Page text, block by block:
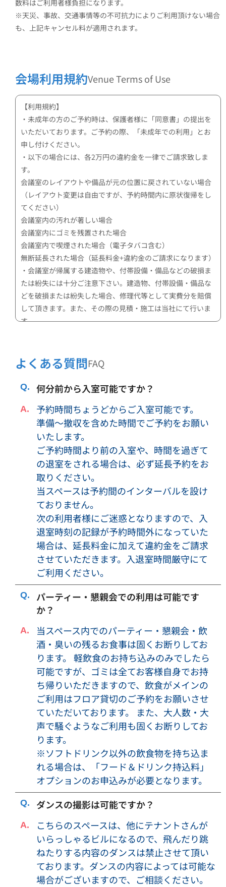
数料はご利用者様負担になります。
※天災、事故、交通事情等の不可抗力によりご利用頂けない場合
も、上記キャンセル料が適用されます。
会場利用規約Venue Terms of Use
【利用規約】
・未成年の方のご予約時は、保護者様に「同意書」の提出を
いただいております。ご予約の際、「未成年での利用」とお
申し付けください。
・以下の場合には、各2万円の違約金を一律でご請求致しま
す。
会議室のレイアウトや備品が元の位置に戻されていない場合
（レイアウト変更は自由ですが、予約時間内に原状復帰をし
てください）
会議室内の汚れが著しい場合
会議室内にゴミを残置された場合
会議室内で喫煙された場合（電子タバコ含む）
無断延長された場合（延長料金+違約金のご請求になります）
・会議室が帰属する建造物や、付帯設備・備品などの破損ま
たは紛失には十分ご注意下さい。建造物、付帯設備・備品な
どを破損または紛失した場合、修理代等として実費分を賠償
して頂きます。また、その際の見積・施工は当社にて行いま
す。
当社または第三者に損害が生じた場合は、損害の賠償をして
頂きます。
・上記記載の行為やその他行為により、以降の会議室利用者
への返金対応等の損害が弊社に生じた場合、損害の賠償をし
て頂きます。
・収容可能人数以上のご利用はできません。
・会議室内で宿泊することはできません。
・利用内容・形態によっては、当社の判断により、利用をお
断りし、または利用を中止して頂く場合がございます。その
際のご返金は致しかねますので、予めご了承ください。
・必要に応じて予約申込者、利用者等のご本人確認に関する
資料をご提出頂くことがございます。内容によっては、利用
をお断りする場合もありますので、予めご了承ください。
・防犯上の目的で、防犯カメラを設置させて頂いておりま
・騒音（音楽や音量）などにより、近隣の方や警察からの注
意があった場合は、対応改善をお願いします。改善がなされ
なかった場合は、利用を中止していただきます。その際のご
返金は致しかねますので、予めご了承下さい。
・音が漏れにくいように、ドアは必ず閉めてご利用下さい。
・退出前、退出後は、話し声や喫煙、行列や人溜まりなど、
・予約した利用時間の途中で退出された場合でも、ご利用料
金の割引、返金等は致しかねますのでご了承ください。
・会議室のご利用前・ご利用後、承諾無しに無断で会議室に
立ち入ることはできません。
・予約者が使用の権利を譲渡、第三者へ転貸することはでき
ません。
・いずれの会議室のご利用に際しましても、ご利用者に借家
権その他の独立した占有権、営業権等の固有の権利を付与す
るものではなく、また何らこれらの権利は発生いたしませ
・ご利用料金は予告なく変更する場合がございます。ご利用
料金は予約申込時点での金額が適用されます。変更後の金額
との差額が発生した場合でも、ご返金は致しかねますので予
めご了承ください。
・消費税等が変更となった場合には、利用料金は変更後の税
率で算出した金額に当然に変更されるものとします。
【免責事項】
・貴重品や各自の荷物は利用者の責任にて管理をしていただ
きます。貴重品や各自の荷物に関する紛失、盗難などについ
よくある質問FAQ
何分前から入室可能ですか？
予約時間ちょうどからご入室可能です。
準備～撤収を含めた時間でご予約をお願い
いたします。
ご予約時間より前の入室や、時間を過ぎて
の退室をされる場合は、必ず延長予約をお
取りください。
当スペースは予約間のインターバルを設け
ておりません。
次の利用者様にご迷惑となりますので、入
退室時刻の記録が予約時間外になっていた
場合は、延長料金に加えて違約金をご請求
させていただきます。入退室時間厳守にて
ご利用ください。
パーティー・懇親会での利用は可能です
か？
当スペース内でのパーティー・懇親会・飲
酒・臭いの残るお食事は固くお断りしてお
ります。 軽飲食のお持ち込みのみでしたら
可能ですが、ゴミは全てお客様自身でお持
ち帰りいただきますので、飲食がメインの
ご利用はフロア貸切のご予約をお願いさせ
ていただいております。 また、大人数・大
声で騒ぐようなご利用も固くお断りしてお
ります。
※ソフトドリンク以外の飲食物を持ち込ま
れる場合は、「フード＆ドリンク持込料」
オプションのお申込みが必要となります。
ダンスの撮影は可能ですか？
こちらのスペースは、他にテナントさんが
いらっしゃるビルになるので、飛んだり跳
ねたりする内容のダンスは禁止させて頂い
ております。ダンスの内容によっては可能な
場合がございますので、ご相談ください。